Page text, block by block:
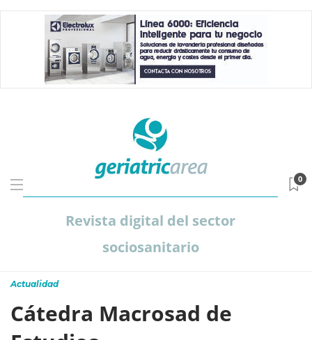
Revista digital del sector
sociosanitario
0
Actualidad
Cátedra Macrosad de